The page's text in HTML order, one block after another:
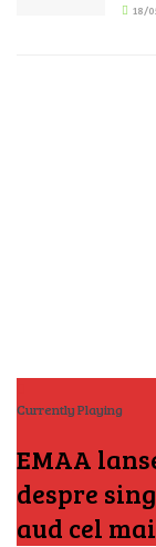
18/
Currently Playing
EMAA
despre
aud cel